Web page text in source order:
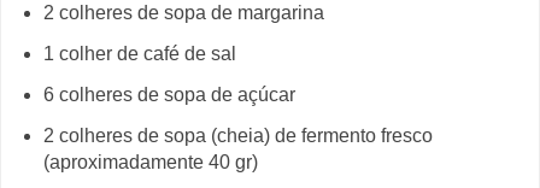
2 colheres de sopa de margarina
1 colher de café de sal
6 colheres de sopa de açúcar
2 colheres de sopa (cheia) de fermento fresco
(aproximadamente 40 gr)